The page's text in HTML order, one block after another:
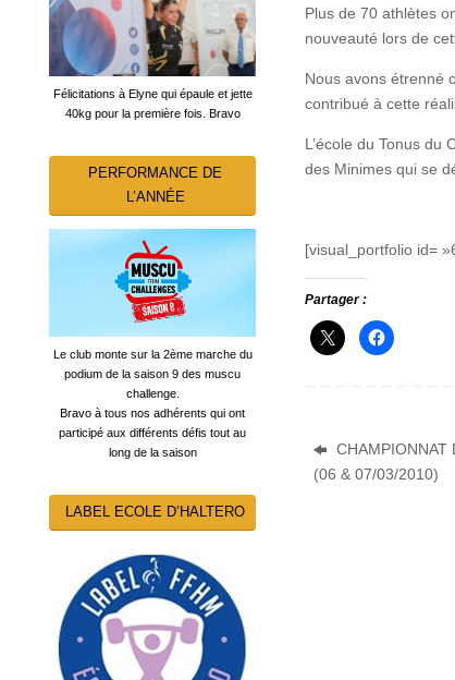
Plus de 70 athlètes
nouveauté lors de
Nous avons étrenné
contribué à cette
L’école du Tonus du
des Minimes qui se
[visual_portfolio id=
Partager :
CHAMPIONNAT
(06 & 07/03/2010)
Félicitations à Elyne qui épaule et jette
40kg pour la première fois. Bravo
PERFORMANCE DE
L’ANNÉE
Le club monte sur la 2ème marche du
podium de la saison 9 des muscu
challenge.
Bravo à tous nos adhérents qui ont
participé aux différents défis tout au
long de la saison
LABEL ECOLE D’HALTERO